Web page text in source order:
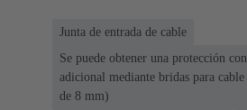
Junta de entrada de cable
Se puede obtener una protección
adicional mediante bridas para
de 8 mm)